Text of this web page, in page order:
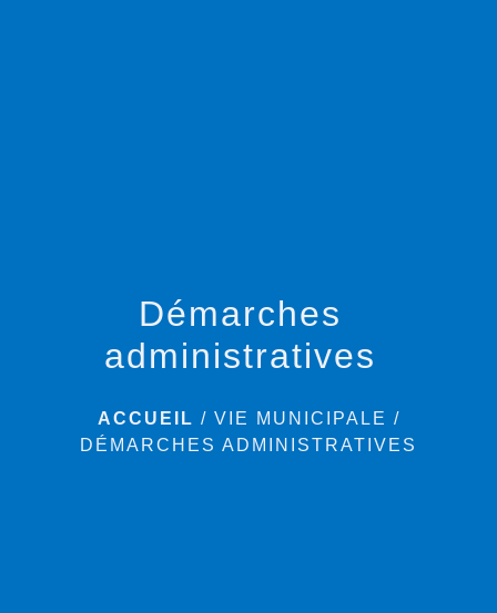
Démarches
administratives
ACCUEIL / VIE MUNICIPALE /
DÉMARCHES ADMINISTRATIVES